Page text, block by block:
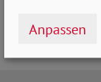
Anpassen